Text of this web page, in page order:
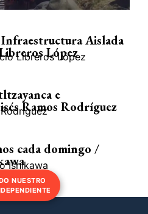
Infraestructura Aislada
López
Libreros López
e
Ramos Rodríguez
cada domingo /
Ishikawa
NUESTRO